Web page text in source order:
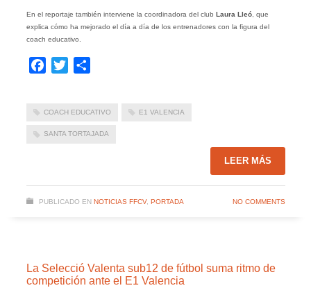
En el reportaje también interviene la coordinadora del club Laura Lleó, que
explica cómo ha mejorado el día a día de los entrenadores con la figura del
coach educativo.
Facebook
Twitter
COACH EDUCATIVO E1 VALENCIA
SANTA TORTAJADA
LEER MÁS
PUBLICADO EN NOTICIAS FFCV, PORTADA NO COMMENTS
La Selecció Valenta sub12 de fútbol suma ritmo de
competición ante el E1 Valencia